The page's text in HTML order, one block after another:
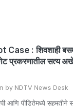
: शिवशाही
प्रकरणातील सत्य
by NDTV News Desk
पीडितेमध्ये सहमतीने